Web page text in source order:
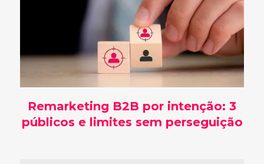
Remarketing B2B por intenção: 3
públicos e limites sem perseguição